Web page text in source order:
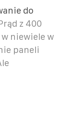
do
z 400
w niewiele w
paneli